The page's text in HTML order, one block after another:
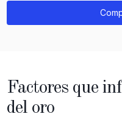
Factores que
del oro